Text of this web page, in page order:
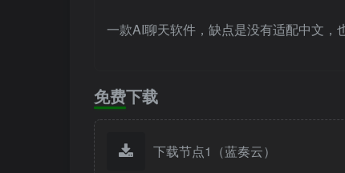
一款AI聊天软件，缺点是没有适配中文，
免费下载
下载节点1（蓝奏云）